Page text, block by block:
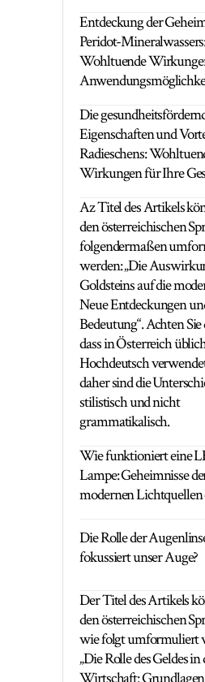
Entdeckung der
Peridot-
Wohltuende
Die
Eigenschaften und
Radieschens:
Wirkungen für Ihre
Az Titel des Artikels
den österreichischen
folgendermaßen
werden: „Die
Goldsteins auf die
Neue Entdeckungen
Bedeutung“. Achten
dass in Österreich
Hochdeutsch
daher sind die
stilistisch und nicht
grammatikalisch.
Wie funktioniert eine
Lampe: Geheimnisse
modernen
Die Rolle der
fokussiert unser Auge?
Der Titel des Artikels
den österreichischen
wie folgt umformuliert
„Die Rolle des Geldes in